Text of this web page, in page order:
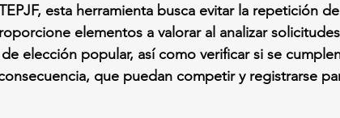
esta herramienta busca evitar la repetición
elementos a valorar al analizar
elección popular, así como verificar si se
que puedan competir y registrarse